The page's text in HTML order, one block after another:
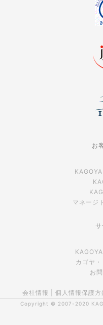
お
マネージ
カゴヤ
お
会社情報 個人情報保護方
Copyright © 2007-2020